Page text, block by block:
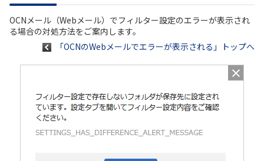
工事・故障情報
お問い合わせ
OCNメール（Webメール）でフィルター設定のエラーが表示され
る場合の対処方法をご案内します。
「OCNのWebメールでエラーが表示される」トップへ